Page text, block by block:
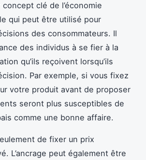
concept clé de l’économie
qui peut être utilisé pour
des consommateurs. Il
des individus à se fier à la
qu’ils reçoivent lorsqu’ils
Par exemple, si vous fixez
votre produit avant de proposer
seront plus susceptibles de
comme une bonne affaire.
de fixer un prix
L’ancrage peut également être